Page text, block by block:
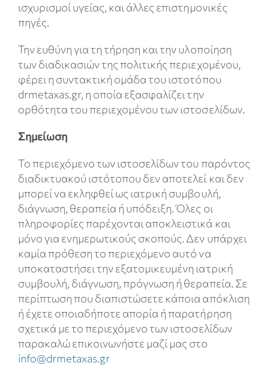
Θεραπείες Γονιμότητας
Ενημέρωση
Συχνές ερωτήσεις
Κλείστε Ραντεβού
ισχυρισμοί υγείας, και άλλες επιστημονικές
πηγές.
Την ευθύνη για τη τήρηση και την υλοποίηση
των διαδικασιών της πολιτικής περιεχομένου,
φέρει η συντακτική ομάδα του ιστοτόπου
drmetaxas.gr, η οποία εξασφαλίζει την
ορθότητα του περιεχομένου των ιστοσελίδων.
Σημείωση
Το περιεχόμενο των ιστοσελίδων του παρόντος
διαδικτυακού ιστότοπου δεν αποτελεί και δεν
μπορεί να εκληφθεί ως ιατρική συμβουλή,
διάγνωση, θεραπεία ή υπόδειξη. Όλες οι
πληροφορίες παρέχονται αποκλειστικά και
μόνο για ενημερωτικούς σκοπούς. Δεν υπάρχει
καμία πρόθεση το περιεχόμενο αυτό να
υποκαταστήσει την εξατομικευμένη ιατρική
συμβουλή, διάγνωση, πρόγνωση ή θεραπεία. Σε
περίπτωση που διαπιστώσετε κάποια απόκλιση
ή έχετε οποιαδήποτε απορία ή παρατήρηση
σχετικά με το περιεχόμενο των ιστοσελίδων
παρακαλώ επικοινωνήστε μαζί μας στο
info@drmetaxas.gr